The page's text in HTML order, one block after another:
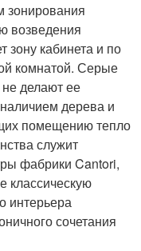
зонирования
возведения
зону кабинета и по
комнатой. Серые
делают ее
дерева и
помещению тепло
служит
фабрики Cantori,
классическую
интерьера
сочетания